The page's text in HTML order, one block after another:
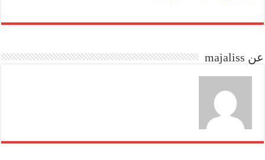
bo
to
n
ail
re
عن majaliss